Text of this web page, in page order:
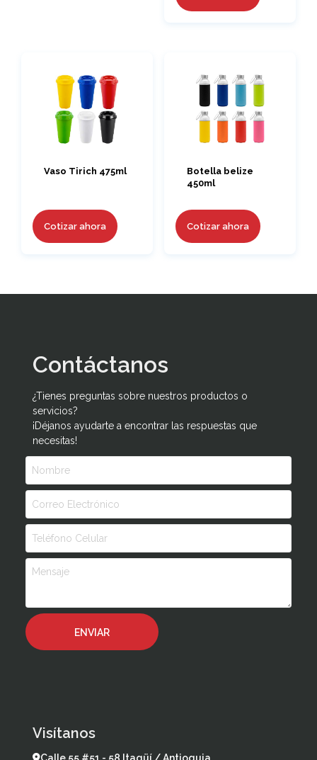
Vaso Tirich 475ml
Cotizar ahora
Botella belize
450ml
Cotizar ahora
Contáctanos
¿Tienes preguntas sobre nuestros productos o
servicios?
¡Déjanos ayudarte a encontrar las respuestas que
necesitas!
Visítanos